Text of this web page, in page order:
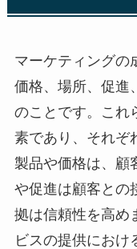
マーケティングの
価格、場所、促進
のことです。これ
素であり、それぞ
製品や価格は、顧
や促進は顧客との
拠は信頼性を高め
ビスの提供におけ